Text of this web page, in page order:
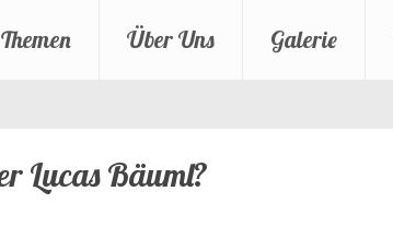
Themen Über Uns Galerie
Lucas Bäuml?